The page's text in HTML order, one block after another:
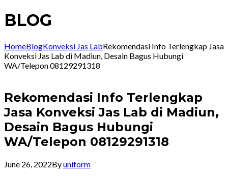
BLOG
HomeBlogKonveksi Jas LabRekomendasi Info Terlengkap Jasa
Konveksi Jas Lab di Madiun, Desain Bagus Hubungi
WA/Telepon 08129291318
Rekomendasi Info Terlengkap
Jasa Konveksi Jas Lab di Madiun,
Desain Bagus Hubungi
WA/Telepon 08129291318
June 26, 2022Byuniform